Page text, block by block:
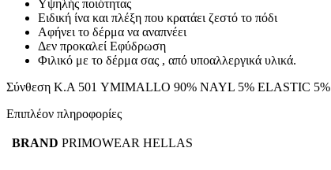
Υψηλής ποιότητας
Ειδική ίνα και πλέξη που κρατάει ζεστό το πόδι
Αφήνει το δέρμα να αναπνέει
Δεν προκαλεί Εφύδρωση
Φιλικό με το δέρμα σας , από υποαλλεργικά υλικά.
Σύνθεση Κ.Α 501 YMIMALLO 90% NAYL 5% ELASTIC 5%
Επιπλέον πληροφορίες
BRAND PRIMOWEAR HELLAS